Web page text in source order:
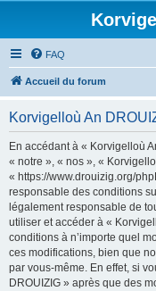
FAQ
Accueil du forum
Korvigelloù An
En accédant à « Korvigelloù
« notre », « nos », «
« https://www.drouizig.org/
responsable des conditions
légalement responsable de
utiliser et accéder à «
conditions à n’importe quel
ces modifications, bien que
par vous-même. En effet, si
DROUIZIG » après que des